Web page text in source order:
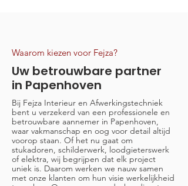
Waarom kiezen voor Fejza?
Uw betrouwbare partner
in Papenhoven
Bij Fejza Interieur en Afwerkingstechniek
bent u verzekerd van een professionele en
betrouwbare aannemer in Papenhoven,
waar vakmanschap en oog voor detail altijd
voorop staan. Of het nu gaat om
stukadoren, schilderwerk, loodgieterswerk
of elektra, wij begrijpen dat elk project
uniek is. Daarom werken we nauw samen
met onze klanten om hun visie werkelijkheid